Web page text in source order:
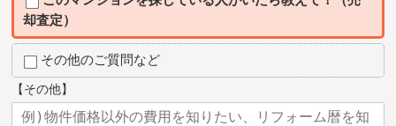
却査定）
その他のご質問など
【その他】